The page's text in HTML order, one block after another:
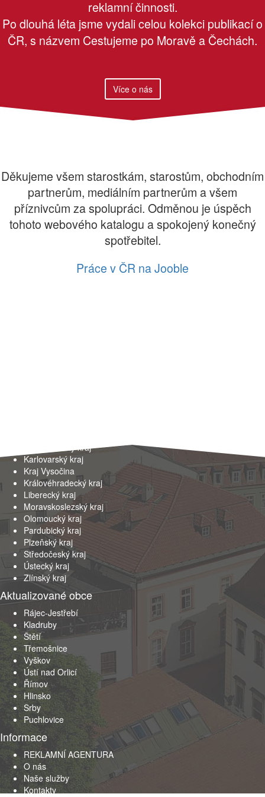
reklamní činnosti.
Po dlouhá léta jsme vydali celou kolekci publikací o
ČR, s názvem Cestujeme po Moravě a Čechách.
Více o nás
Děkujeme všem starostkám, starostům, obchodním
partnerům, mediálním partnerům a všem
příznivcům za spolupráci. Odměnou je úspěch
tohoto webového katalogu a spokojený konečný
spotřebitel.
Práce v ČR na Jooble
Jihomoravský kraj
Karlovarský kraj
Kraj Vysočina
Královéhradecký kraj
Liberecký kraj
Moravskoslezský kraj
Olomoucký kraj
Pardubický kraj
Plzeňský kraj
Středočeský kraj
Ústecký kraj
Zlínský kraj
Aktualizované obce
Rájec-Jestřebí
Kladruby
Štětí
Třemošnice
Vyškov
Ústí nad Orlicí
Římov
Hlinsko
Srby
Puchlovice
Informace
REKLAMNÍ AGENTURA
O nás
Naše služby
Kontakty